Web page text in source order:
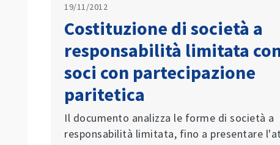
19/11/2012
Costituzione di società a
responsabilità limitata
soci con partecipazione
paritetica
Il documento analizza le forme di società a
responsabilità limitata, fino a presentare